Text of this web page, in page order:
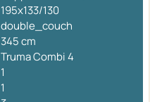
195x133/130
double_couch
345 cm
Truma Combi 4
1
1